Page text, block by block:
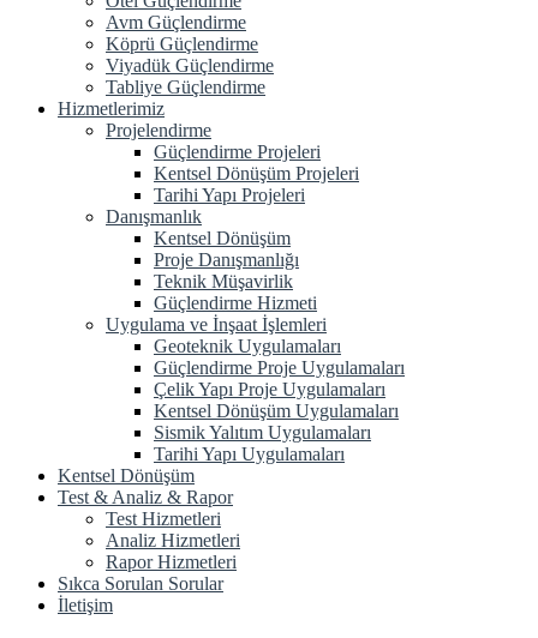
Avm Güçlendirme
Köprü Güçlendirme
Viyadük Güçlendirme
Tabliye Güçlendirme
Hizmetlerimiz
Projelendirme
Güçlendirme Projeleri
Kentsel Dönüşüm Projeleri
Tarihi Yapı Projeleri
Danışmanlık
Kentsel Dönüşüm
Proje Danışmanlığı
Teknik Müşavirlik
Güçlendirme Hizmeti
Uygulama ve İnşaat İşlemleri
Geoteknik Uygulamaları
Güçlendirme Proje Uygulamaları
Çelik Yapı Proje Uygulamaları
Kentsel Dönüşüm Uygulamaları
Sismik Yalıtım Uygulamaları
Tarihi Yapı Uygulamaları
Kentsel Dönüşüm
Test & Analiz & Rapor
Test Hizmetleri
Analiz Hizmetleri
Rapor Hizmetleri
Sıkca Sorulan Sorular
İletişim